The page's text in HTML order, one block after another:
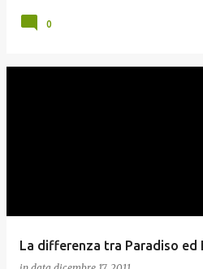
0
La differenza tra Paradiso ed